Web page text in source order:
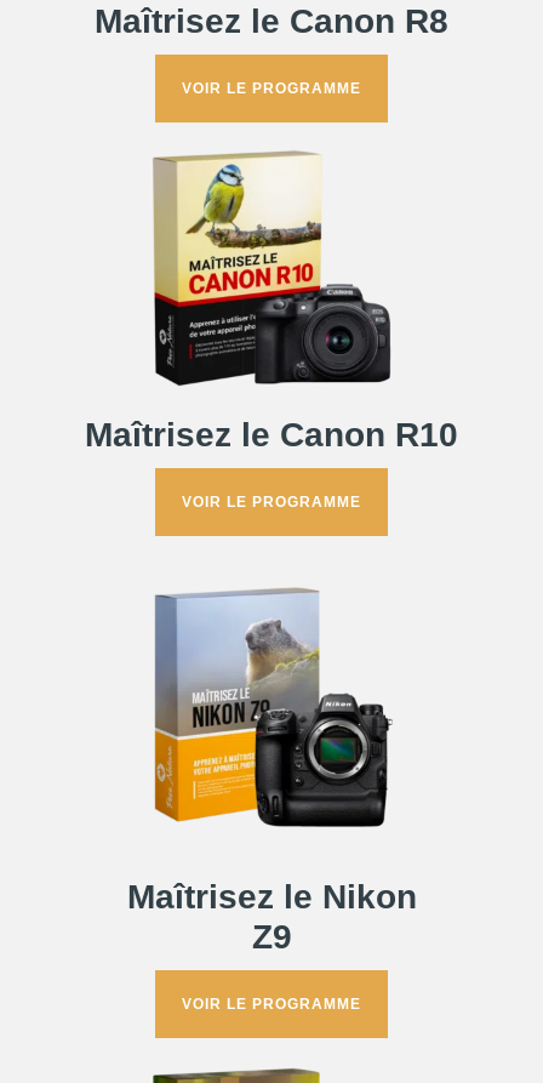
Maîtrisez le Canon R8
VOIR LE PROGRAMME
Maîtrisez le Canon R10
VOIR LE PROGRAMME
Maîtrisez le Nikon
Z9
VOIR LE PROGRAMME